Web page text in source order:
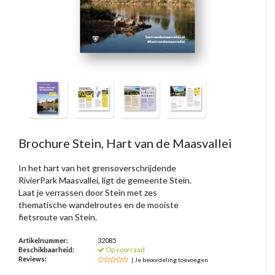
Brochure Stein, Hart van de Maasvallei
In het hart van het grensoverschrijdende
RivierPark Maasvallei, ligt de gemeente Stein.
Laat je verrassen door Stein met zes
thematische wandelroutes en de mooiste
fietsroute van Stein.
Artikelnummer:
32085
Beschikbaarheid:
Op voorraad
Reviews:
| Je beoordeling toevoegen